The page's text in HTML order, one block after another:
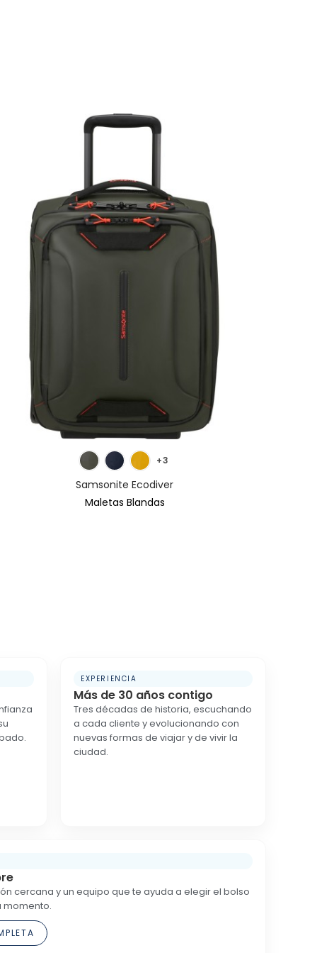
MÁS INFORMACIÓN
+3
Samsonite Ecodiver
Maletas Blandas
EXPERIENCIA
Más de 30 años contigo
Tres décadas de historia, escuchando
a cada cliente y evolucionando con
nuevas formas de viajar y de vivir la
ciudad.
cercana y un equipo que te ayuda a elegir el bolso